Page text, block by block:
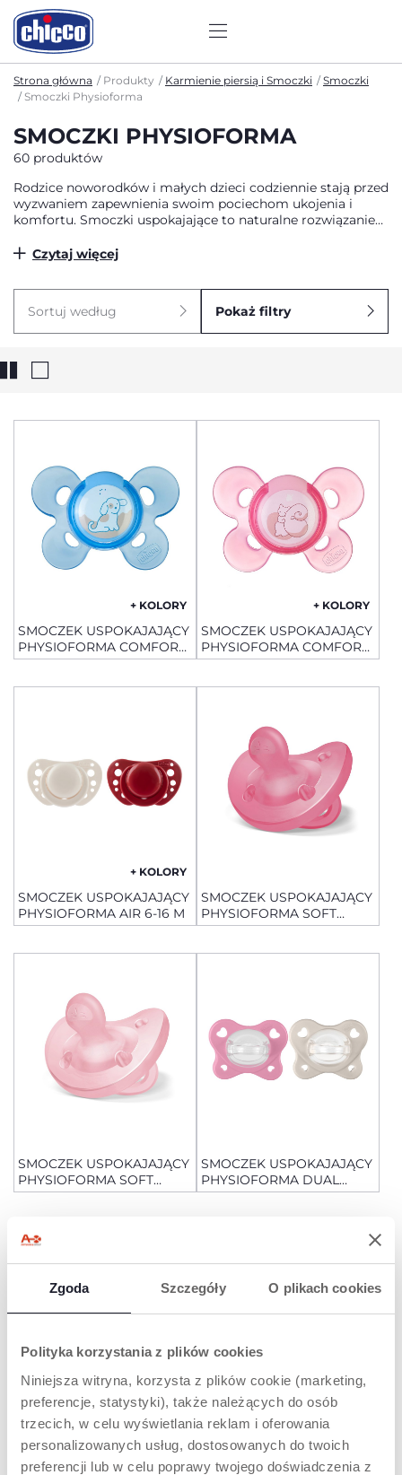
Zgoda Szczegóły O plikach cookies
Polityka korzystania z plików cookies
Niniejsza witryna, korzysta z plików cookie (marketing,
preferencje, statystyki), także należących do osób
trzecich, w celu wyświetlania reklam i oferowania
personalizowanych usług, dostosowanych do twoich
preferencji lub w celu poprawy twojego doświadczenia z
Strona główna Produkty Karmienie piersią i Smoczki
Smoczki
Smoczki Physioforma
SMOCZKI PHYSIOFORMA
60 produktów
Rodzice noworodków i małych dzieci codziennie stają przed
wyzwaniem zapewnienia swoim pociechom ukojenia i
komfortu. Smoczki uspokajające to naturalne rozwiązanie
wyciszyć i uspokoić. Prawidłowo dobrany smoczek nie tylko
różnych grup wiekowych i indywidualnych potrzeb
każdego malucha.
Czytaj więcej
Sortuj według Pokaż filtry
+ KOLORY
SMOCZEK USPOKAJAJĄCY
PHYSIOFORMA COMFORT
SILIKONOWY0 -6 M+ 1 SZT
+ KOLORY
SMOCZEK USPOKAJAJĄCY
PHYSIOFORMA COMFORT
SILIKONOWY0 -6 M+ 1 SZT
+ KOLORY
SMOCZEK USPOKAJAJĄCY
PHYSIOFORMA AIR 6-16 M
SMOCZEK USPOKAJAJĄCY
PHYSIOFORMA SOFT
SILIKONOWY RÓŻOWY 16-
SMOCZEK USPOKAJAJĄCY
PHYSIOFORMA SOFT
SILIKONOWY RÓŻOWY 6-
SMOCZEK USPOKAJAJĄCY
PHYSIOFORMA DUAL
SOFT SILIKONOWY
+ KOLORY
SMOCZEK USPOKAJAJĄCY
PHYSIOFORMA LUXE 6-16
M
+ KOLORY
SMOCZEK USPOKAJAJĄCY
PHYSIOFORMA MICRO
SILIKONOWY 0-2 M 2 SZT